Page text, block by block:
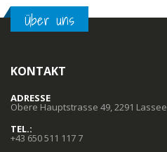
Über uns
KONTAKT
ADRESSE
Obere Hauptstrasse 49, 2291 Lassee
TEL.:
+43 650 511 117 7